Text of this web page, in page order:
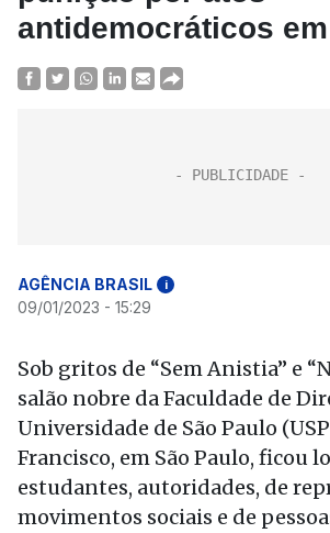
antidemocráticos
AGÊNCIA BRASIL i
09/01/2023 - 15:29
Sob gritos de “Sem Anistia” e
salão nobre da Faculdade de
Universidade de São Paulo
Francisco, em São Paulo, ficou
estudantes, autoridades, de
movimentos sociais e de